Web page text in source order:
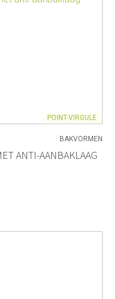
POINT-VIRGULE
BAKVORMEN
ANTI-AANBAKLAAG